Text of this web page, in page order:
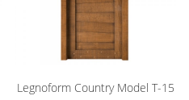
Legnoform Country Model T-15